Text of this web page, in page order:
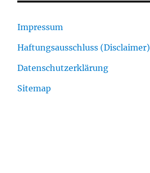
Impressum
Haftungsausschluss (Disclaimer)
Datenschutzerklärung
Sitemap